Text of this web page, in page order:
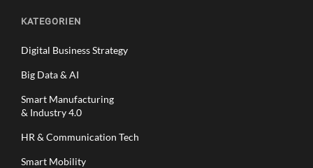
KATEGORIEN
Digital Business Strategy
Big Data & AI
Smart Manufacturing
& Industry 4.0
HR & Communication Tech
Smart Mobility